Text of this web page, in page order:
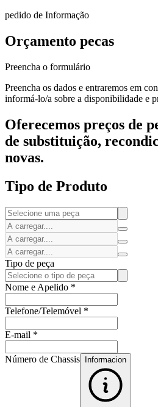
pedido de Informação
Orçamento pecas
Preencha o formulário
Preencha os dados e entraremos em
informá-lo/a sobre a disponibilidade e
Oferecemos preços de
de substituição,
novas.
Tipo de Produto
Tipo de peça
Nome e Apelido *
Telefone/Telemóvel *
E-mail *
Número de Chassis Informacion